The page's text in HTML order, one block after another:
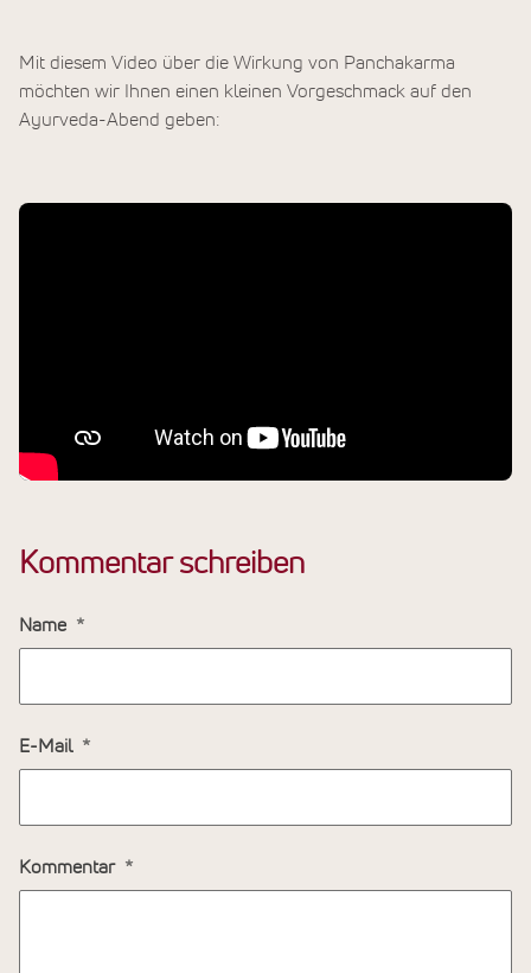
Mit diesem Video über die Wirkung von Panchakarma
möchten wir Ihnen einen kleinen Vorgeschmack auf den
Ayurveda-Abend geben:
Kommentar schreiben
Name
E-Mail
Kommentar